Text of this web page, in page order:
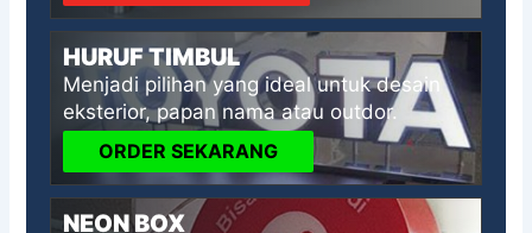
HURUF TIMBUL
Menjadi pilihan yang ideal untuk desain
eksterior, papan nama atau outdor.
ORDER SEKARANG
NEON BOX